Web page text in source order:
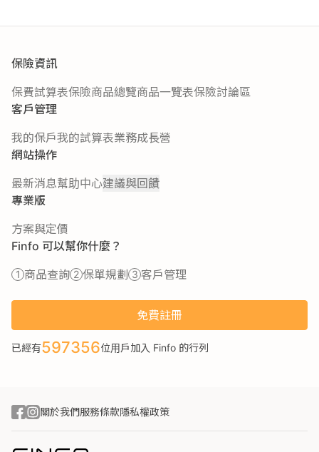
保險資訊
保費試算表保險商品總覽商品一覽表保險討論區
客戶管理
我的保戶我的試算表業務成長營
網站操作
最新消息幫助中心建議與回饋
專業版
方案與定價
Finfo 可以幫你什麼？
商品查詢
保單規劃 客戶管理
免費註冊
已經有597356位用戶加入 Finfo 的行列
關於我們服務條款隱私權政策